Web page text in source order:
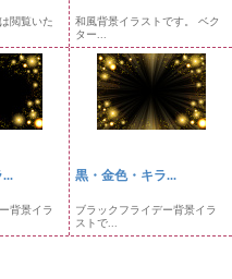
閲覧いた
和風背景イラストです。 ベク
ター...
...
背景イラ
黒・金色・キラ...
ブラックフライデー背景イラ
ストで...